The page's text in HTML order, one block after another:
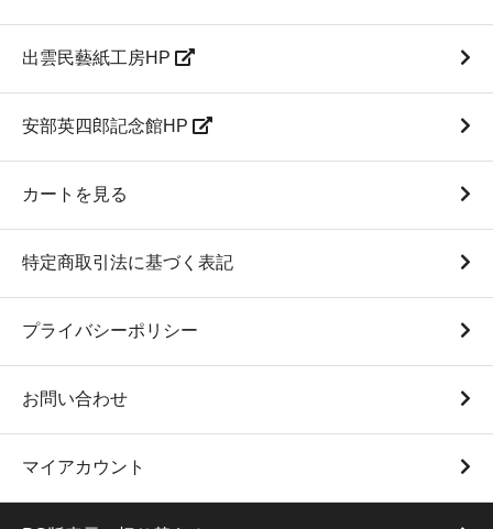
出雲民藝紙工房HP
安部英四郎記念館HP
カートを見る
特定商取引法に基づく表記
プライバシーポリシー
お問い合わせ
マイアカウント